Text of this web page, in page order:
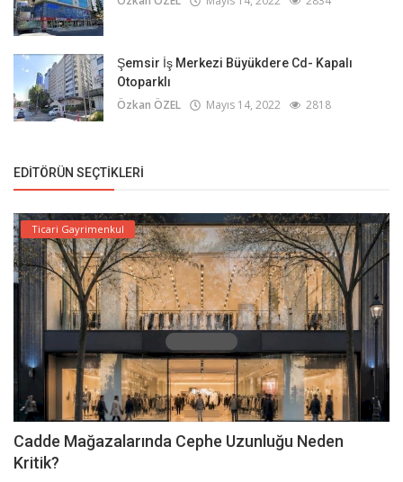
Şemsir İş Merkezi Büyükdere Cd- Kapalı
Otoparklı
Özkan ÖZEL Mayıs 14, 2022 2818
EDITÖRÜN SEÇTIKLERI
Ticari Gayrimenkul
Cadde Mağazalarında Cephe Uzunluğu Neden
Kritik?